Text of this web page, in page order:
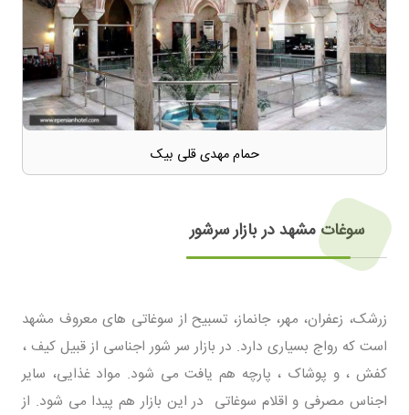
حمام مهدی قلی بیک
سوغات مشهد در بازار سرشور
زرشک، زعفران، مهر، جانماز، تسبیح از سوغاتی های معروف مشهد
است که رواج بسیاری دارد. در بازار سر شور اجناسی از قبیل کیف ،
کفش ، و پوشاک ، پارچه هم یافت می شود. مواد غذایی، سایر
اجناس مصرفی و اقلام سوغاتی در این بازار هم پیدا می شود. از